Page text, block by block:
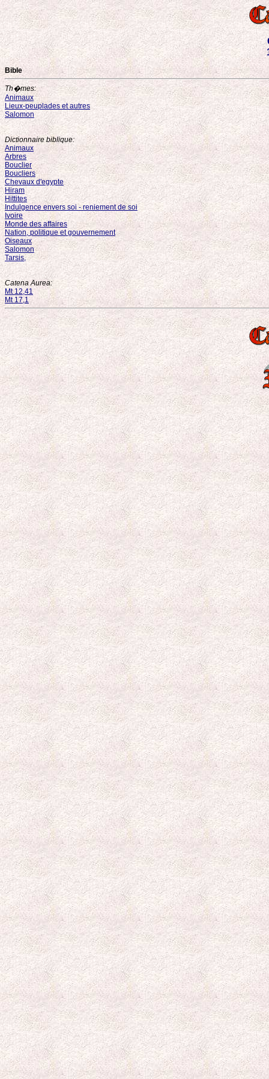
Bible
Th�mes:
Animaux
Lieux-peuplades et autres
Salomon
Dictionnaire biblique:
Animaux
Arbres
Bouclier
Boucliers
Chevaux d'egypte
Hiram
Hittites
Indulgence envers soi - reniement de soi
Ivoire
Monde des affaires
Nation, politique et gouvernement
Oiseaux
Salomon
Tarsis,
Catena Aurea:
Mt 12,41
Mt 17,1